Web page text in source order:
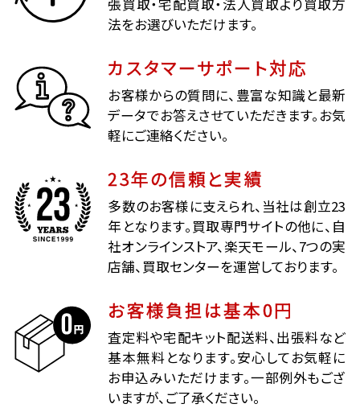
張買取・宅配買取・法人買取より買取方
法をお選びいただけます。
カスタマーサポート対応
お客様からの質問に、豊富な知識と最新
データでお答えさせていただきます。お気
軽にご連絡ください。
23年の信頼と実績
多数のお客様に支えられ、当社は創立23
年となります。買取専門サイトの他に、自
社オンラインストア、楽天モール、7つの実
店舗、買取センターを運営しております。
お客様負担は基本0円
査定料や宅配キット配送料、出張料など
基本無料となります。安心してお気軽に
お申込みいただけます。一部例外もござ
いますが、ご了承ください。